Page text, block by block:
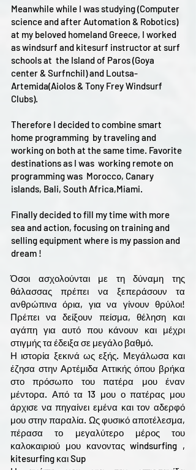
Meanwhile while I was studying (Computer
science and after Automation & Robotics)
at my beloved homeland Greece, I worked
as windsurf and kitesurf instructor at surf
schools at the Island of Paros (Goya
center & Surfnchil) and Loutsa-
Artemida(Aiolos & Tony Frey Windsurf
Clubs).
Therefore I decided to combine smart
home programming by traveling and
working on both at the same time. Favorite
destinations as I was working remote on
programming was Morocco, Canary
islands, Bali, South Africa,Miami.
Finally decided to fill my time with more
sea and action, focusing on training and
selling equipment where is my passion and
dream !
Όσοι ασχολούνται με τη δύναμη της
θάλασσας πρέπει να ξεπεράσουν τα
ανθρώπινα όρια, για να γίνουν θρύλοι!
Πρέπει να δείξουν πείσμα, θέληση και
αγάπη για αυτό που κάνουν και μέχρι
στιγμής τα έδειξα σε μεγάλο βαθμό.
Η ιστορία ξεκινά ως εξής. Μεγάλωσα και
έζησα στην Αρτέμιδα Αττικής όπου βρήκα
στο πρόσωπο του πατέρα μου έναν
μέντορα. Από τα 13 μου ο πατέρας μου
άρχισε να πηγαίνει εμένα και τον αδερφό
μου στην παραλία. Ως φυσικό αποτέλεσμα,
πέρασα το μεγαλύτερο μέρος του
καλοκαιριού μου κανοντας windsurfing ,
kitesurfing και Sup